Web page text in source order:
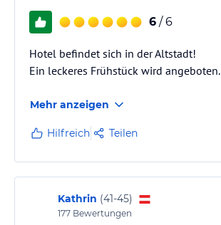
6 / 6
Hotel befindet sich in der Altstadt!
Ein leckeres Frühstück wird angeboten.
Mehr anzeigen
Hilfreich Teilen
Kathrin (41-45)
177 Bewertungen